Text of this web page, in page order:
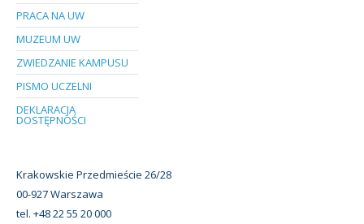
PRACA NA UW
MUZEUM UW
ZWIEDZANIE KAMPUSU
PISMO UCZELNI
DEKLARACJA
DOSTĘPNOŚCI
Krakowskie Przedmieście 26/28
00-927 Warszawa
tel. +48 22 55 20 000